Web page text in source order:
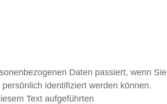
Daten passiert, wenn Sie
identifiziert werden können.
Text aufgeführten